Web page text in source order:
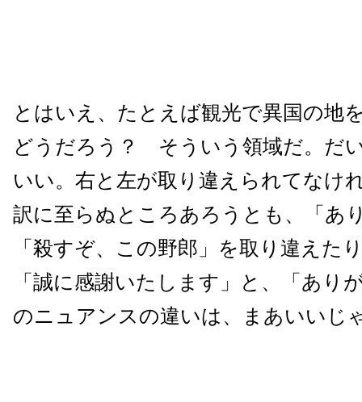
とはいえ、たとえば観光で異国の地
どうだろう？ そういう領域だ。だ
いい。右と左が取り違えられてなけ
訳に至らぬところあろうとも、「あ
「殺すぞ、この野郎」を取り違えた
「誠に感謝いたします」と、「あり
のニュアンスの違いは、まあいいじ